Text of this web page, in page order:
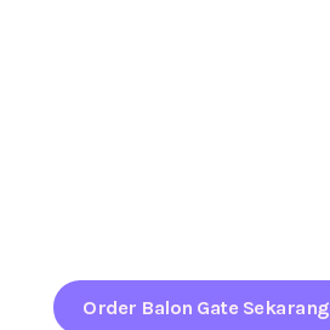
Order Balon Gate Sekarang